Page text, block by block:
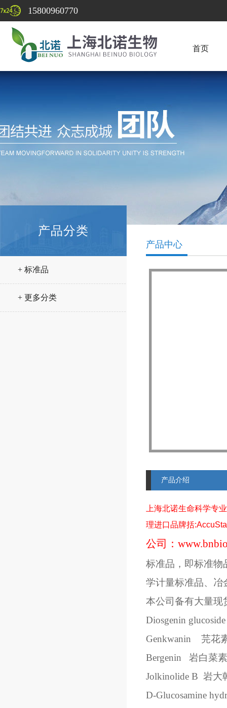
15800960770
首页
产品分类
+ 标准品
+ 更多分类
产品中心
产品介绍
上海北诺生命科学专
理进口品牌括
公司：
标准品，即标准物
学计量标准品、冶
本公司备有大量现
Diosgenin glucoside
Genkwanin
芫花
Bergenin
岩白菜素
Jolkinolide B 岩大
D-Glucosamine